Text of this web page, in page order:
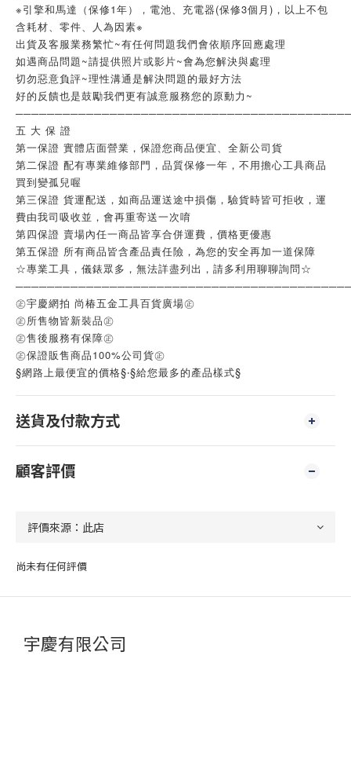
※引擎和馬達（保修1年），電池、充電器(保修3個月)，以上不包
含耗材、零件、人為因素※
出貨及客服業務繁忙~有任何問題我們會依順序回應處理
如遇商品問題~請提供照片或影片~會為您解決與處理
切勿惡意負評~理性溝通是解決問題的最好方法
好的反饋也是鼓勵我們更有誠意服務您的原動力~
五 大 保 證
第一保證 實體店面營業，保證您商品便宜、全新公司貨
第二保證 配有專業維修部門，品質保修一年，不用擔心工具商品
買到變孤兒喔
第三保證 貨運配送，如商品運送途中損傷，驗貨時皆可拒收，運
費由我司吸收並，會再重寄送一次唷
第四保證 賣場內任一商品皆享合併運費，價格更優惠
第五保證 所有商品皆含產品責任險，為您的安全再加一道保障
☆專業工具，儀錶眾多，無法詳盡列出，請多利用聊聊詢問☆
㊣宇慶網拍 尚椿五金工具百貨廣場㊣
㊣所售物皆新裝品㊣
㊣售後服務有保障㊣
㊣保證販售商品100%公司貨㊣
§網路上最便宜的價格§‧§給您最多的產品樣式§
送貨及付款方式
顧客評價
尚未有任何評價
宇慶有限公司